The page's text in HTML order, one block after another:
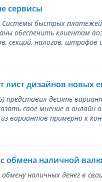
сервисы
Системы быстрых
обеспечить клиентам
секций, налогов, штрафов
лист дизайнов новых
представил десять
свое мнение в
вариантов примерно к
обмена наличной
обмену наличных денег в